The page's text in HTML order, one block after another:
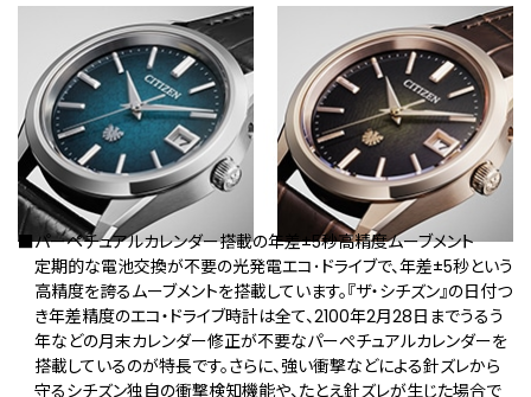
■パーペチュアルカレンダー搭載の年差±5秒高精度ムーブメント
定期的な電池交換が不要の光発電エコ･ドライブで、年差±5秒という
高精度を誇るムーブメントを搭載しています。『ザ・シチズン』の日付つ
き年差精度のエコ・ドライブ時計は全て、2100年2月28日までうるう
年などの月末カレンダー修正が不要なパーぺチュアルカレンダーを
搭載しているのが特長です。さらに、強い衝撃などによる針ズレから
守るシチズン独自の衝撃検知機能や、たとえ針ズレが生じた場合で